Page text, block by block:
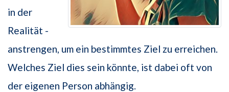
in der
Realität -
anstrengen, um ein bestimmtes Ziel zu erreichen.
Welches Ziel dies sein könnte, ist dabei oft von
der eigenen Person abhängig.